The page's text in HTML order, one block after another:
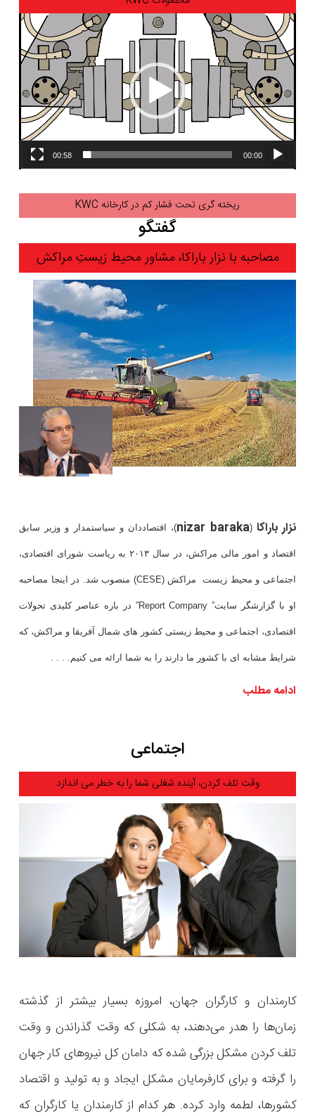
نمایشگر
ویدیو
00:00
00:58
ریخته گری تحت فشار کم در کارخانه KWC
گفتگو
مصاحبه با نزار باراکا، مشاور محیط زیستِ مراکش
نزار باراکا (
nizar baraka)، اقتصاددان و سیاستمدار و وزیر سابق
اقتصاد و امور مالی مراکش، در سال ۲۰۱۳ به ریاست شورای اقتصادی،
اجتماعی و محیط زیست مراکش (CESE) منصوب شد. در اینجا مصاحبه
او با گزارشگر سایت” Report Company” در باره عناصر کلیدی تحولات
اقتصادی، اجتماعی و محیط زیستی کشور های شمال آفریقا و مراکش، که
شرایط مشابه ای با کشور ما دارند را به شما ارائه می کنیم. . . .
ادامه مطلب
اجتماعی
وقت تلف کردن، آینده شغلی شما را به خطر می اندازد
کارمندان و کارگران جهان، امروزه بسیار بیشتر از گذشته
زمان‌ها را هدر می‌دهند، به شکلی که وقت گذراندن و وقت
تلف کردن مشکل بزرگی شده که دامان کل نیروهای کار جهان
را گرفته و برای کارفرمایان مشکل ایجاد و به تولید و اقتصاد
کشورها، لطمه وارد کرده. هر کدام از کارمندان یا کارگران که